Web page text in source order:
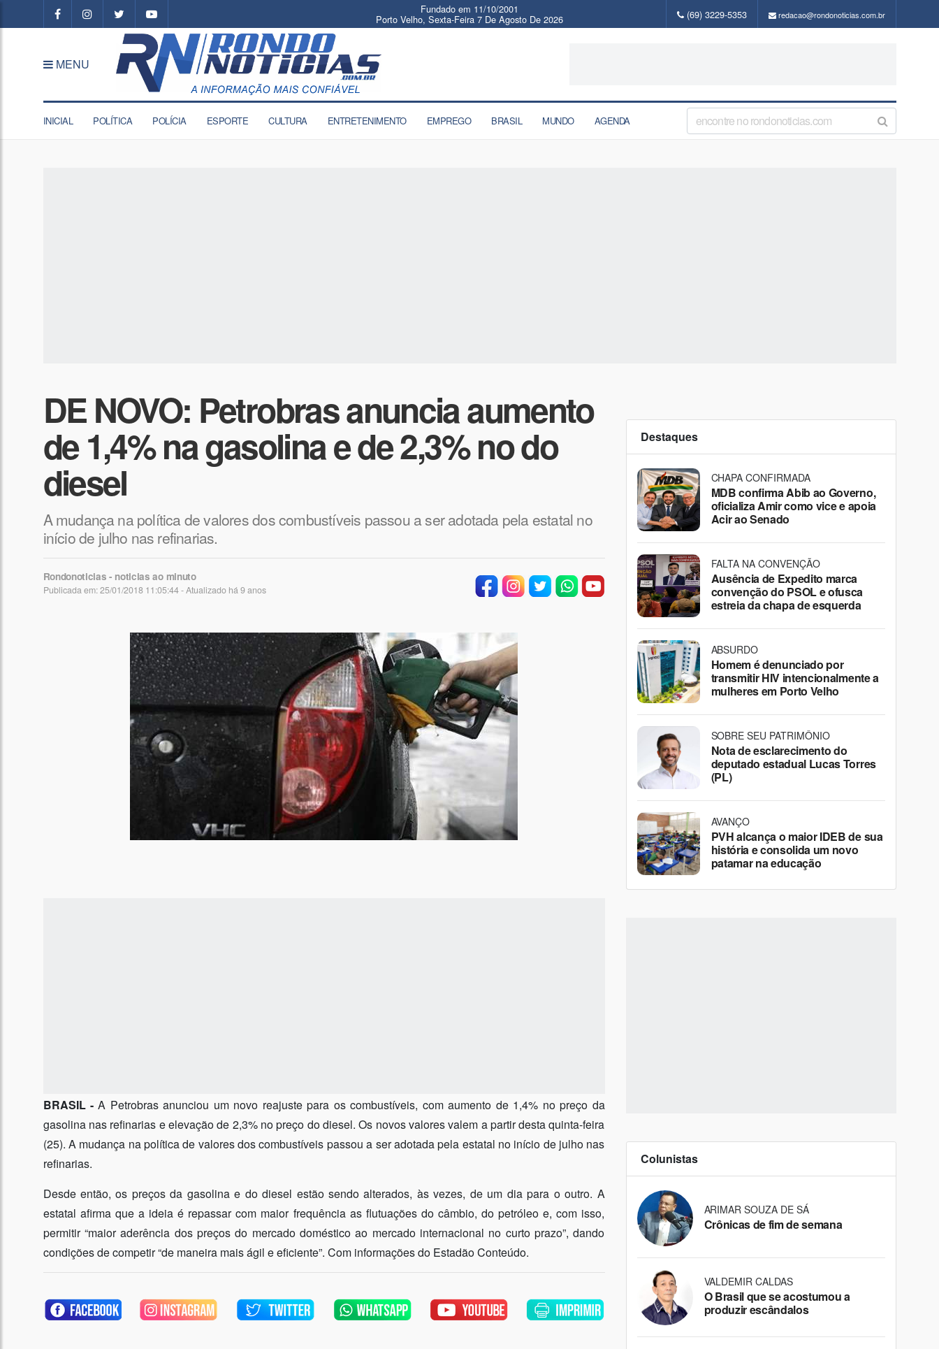
Fundado em 11/10/2001
Porto Velho, Sexta-Feira 7 De Agosto De 2026 (69) 3229-5353 redacao@rondonoticias.com.br
MENU
INICIAL POLÍTICA POLÍCIA ESPORTE CULTURA ENTRETENIMENTO EMPREGO BRASIL MUNDO AGENDA
DE NOVO: ​Petrobras anuncia aumento
de 1,4% na gasolina e de 2,3% no do
diesel
A mudança na política de valores dos combustíveis passou a ser adotada pela estatal no
início de julho nas refinarias.
Rondonoticias - noticias ao minuto
Publicada em: 25/01/2018 11:05:44 - Atualizado há 9 anos
BRASIL -A Petrobras anunciou um novo reajuste para os combustíveis, com aumento de 1,4% no preço da
gasolina nas refinarias e elevação de 2,3% no preço do diesel. Os novos valores valem a partir desta quinta-feira
(25). A mudança na política de valores dos combustíveis passou a ser adotada pela estatal no início de julho nas
refinarias.
Desde então, os preços da gasolina e do diesel estão sendo alterados, às vezes, de um dia para o outro. A
estatal afirma que a ideia é repassar com maior frequência as flutuações do câmbio, do petróleo e, com isso,
permitir “maior aderência dos preços do mercado doméstico ao mercado internacional no curto prazo”, dando
condições de competir “de maneira mais ágil e eficiente”. Com informações do Estadão Conteúdo.
Destaques
CHAPA CONFIRMADA
MDB confirma Abib ao Governo,
oficializa Amir como vice e apoia
Acir ao Senado
FALTA NA CONVENÇÃO
Ausência de Expedito marca
convenção do PSOL e ofusca
estreia da chapa de esquerda
ABSURDO
Homem é denunciado por
transmitir HIV intencionalmente a
mulheres em Porto Velho
SOBRE SEU PATRIMÔNIO
Nota de esclarecimento do
deputado estadual Lucas Torres
(PL)
AVANÇO
PVH alcança o maior IDEB de sua
história e consolida um novo
patamar na educação
Colunistas
ARIMAR SOUZA DE SÁ
Crônicas de fim de semana
VALDEMIR CALDAS
O Brasil que se acostumou a
produzir escândalos